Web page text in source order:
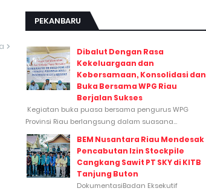
PEKANBARU
Dibalut Dengan Rasa
Kekeluargaan dan
Kebersamaan, Konsolidasi dan
Buka Bersama WPG Riau
Berjalan Sukses
Kegiatan buka puasa bersama pengurus WPG
Provinsi Riau berlangsung dalam suasana...
BEM Nusantara Riau Mendesak
Pencabutan Izin Stockpile
Cangkang Sawit PT SKY di KITB
Tanjung Buton
DokumentasiBadan Eksekutif